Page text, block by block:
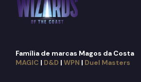
Família de marcas Magos da Costa
MAGIC | D&D | WPN | Duel Masters